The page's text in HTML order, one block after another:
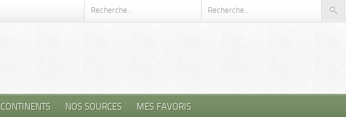
CONTINENTS NOS SOURCES MES FAVORIS